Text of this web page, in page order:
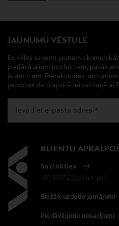
JAUNUMU VĒSTULE
Es vēlos saņemt jaunumu
piedāvātajiem produktiem,
jaunumiem. Pierakstoties
personas datu apstrādei saskaņā ar
KLIENTU
Sazināties
+371 67071222(pvm/mpm)
Biežāk uzdotie jautājumi
Piedāvājumu nosacījumi